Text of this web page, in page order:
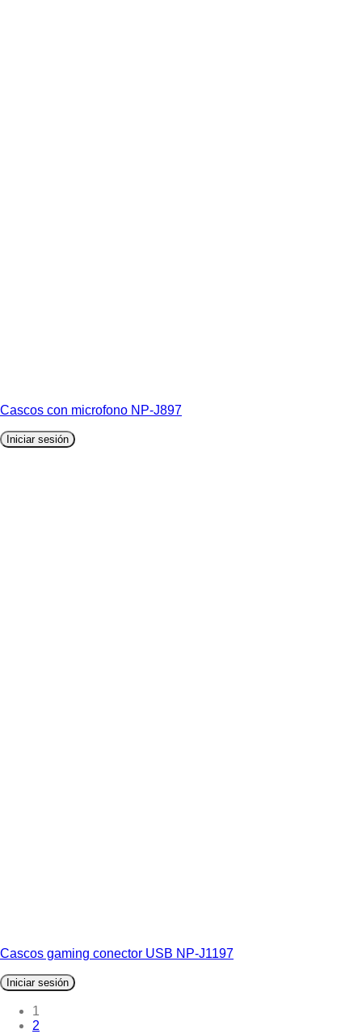
Cascos con microfono NP-J897
Iniciar sesión
Cascos gaming conector USB NP-J1197
Iniciar sesión
1
2